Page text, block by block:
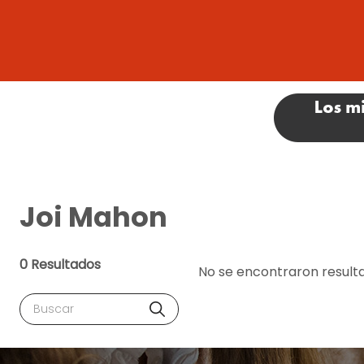
Joi Mahon
0 Resultados
Buscar
No se encontraron